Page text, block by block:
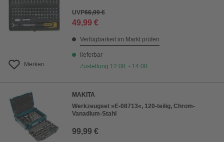
Merken
UVP66,99 €
49,99 €
Verfügbarkeit im Markt prüfen
lieferbar
Zustellung 12.08. - 14.08.
MAKITA
Werkzeugset »E-08713«, 120-teilig, Chrom-
Vanadium-Stahl
99,99 €